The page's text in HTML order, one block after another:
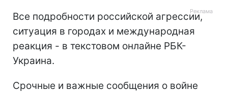
Все подробности российской агрессии,
ситуация в городах и международная
реакция - в текстовом онлайне РБК-
Украина.
Срочные и важные сообщения о войне